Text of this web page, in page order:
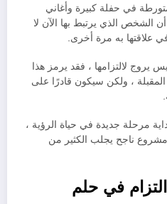
في حفلة كبيرة وأغاني
الشخص الذي يرتبط بها الآن لا
علاقتها به مرة أخرى.
يروج لالتزامها ، فقد يرمز هذا
، ولكن سيكون قادرًا على
مرحلة جديدة في حياة الرؤية ،
ناجح يجلب الكثير من
في حلم